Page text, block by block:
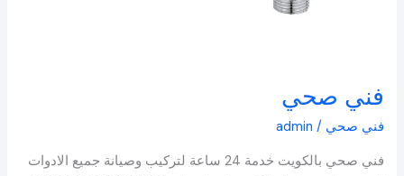
فني صحي
فني صحي /
admin
فني صحي بالكويت خدمة 24 ساعة لتركيب وصيانة جميع الادوات